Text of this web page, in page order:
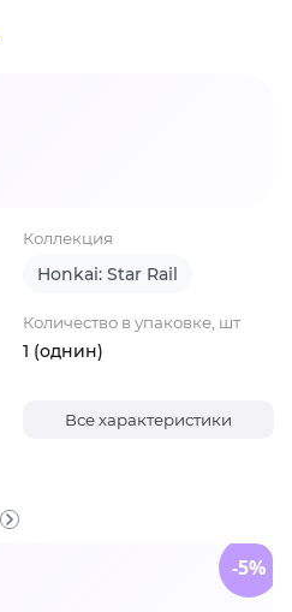
Коллекция
Honkai: Star Rail
Количество в упаковке, шт
1 (однин)
Все характеристики
-5%